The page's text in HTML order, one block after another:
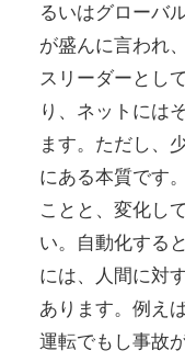
るいはグローバ
が盛んに言われ
スリーダーとし
り、ネットには
ます。ただし、
にある本質です
ことと、変化し
い。自動化する
には、人間に対
あります。例え
運転でもし事故